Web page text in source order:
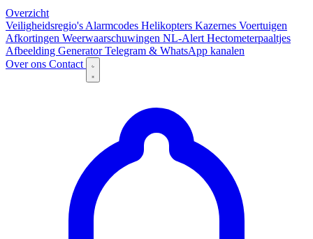
Overzicht
Veiligheidsregio's Alarmcodes Helikopters Kazernes Voertuigen
Afkortingen Weerwaarschuwingen NL-Alert Hectometerpaaltjes
Afbeelding GeneratorTelegram & WhatsApp kanalen
Over ons Contact